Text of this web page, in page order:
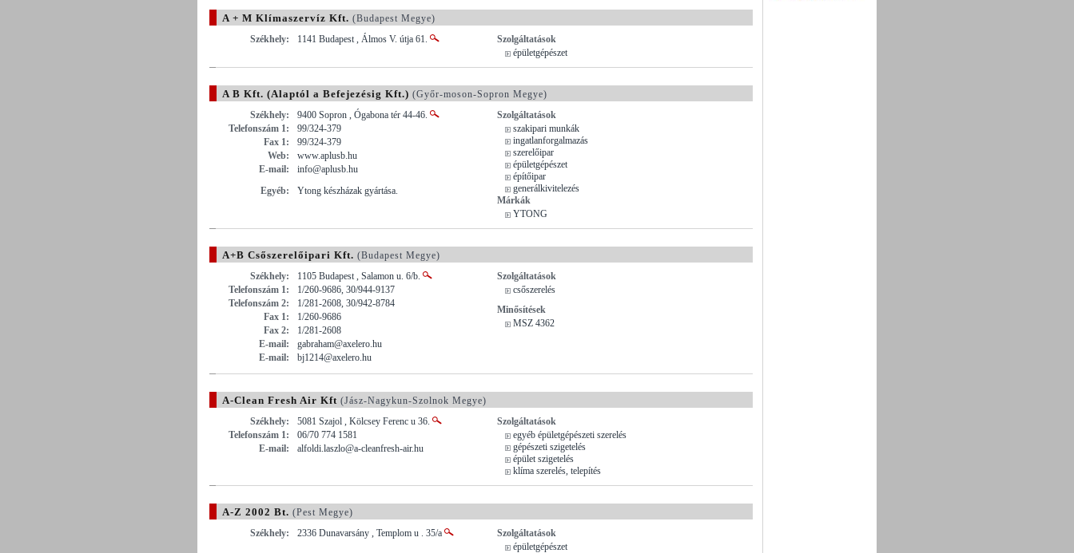
A + M Klímaszervíz Kft. (Budapest Megye)
Székhely:
1141 Budapest , Álmos V. útja 61.
Szolgáltatások
épületgépészet
A B Kft. (Alaptól a Befejezésig Kft.) (Győr-moson-Sopron Megye)
Székhely:
9400 Sopron , Ógabona tér 44-46.
Telefonszám 1:
99/324-379
Fax 1:
99/324-379
Web:
www.aplusb.hu
E-mail:
info@aplusb.hu
Egyéb:
Ytong készházak gyártása.
Szolgáltatások
szakipari munkák
ingatlanforgalmazás
szerelőipar
épületgépészet
építőipar
generálkivitelezés
Márkák
YTONG
A+B Csőszerelőipari Kft. (Budapest Megye)
Székhely:
1105 Budapest , Salamon u. 6/b.
Telefonszám 1:
1/260-9686, 30/944-9137
Telefonszám 2:
1/281-2608, 30/942-8784
Fax 1:
1/260-9686
Fax 2:
1/281-2608
E-mail:
gabraham@axelero.hu
E-mail:
bj1214@axelero.hu
Szolgáltatások
csőszerelés
Minősítések
MSZ 4362
A-Clean Fresh Air Kft (Jász-Nagykun-Szolnok Megye)
Székhely:
5081 Szajol , Kölcsey Ferenc u 36.
Telefonszám 1:
06/70 774 1581
E-mail:
alfoldi.laszlo@a-cleanfresh-air.hu
Szolgáltatások
egyéb épületgépészeti szerelés
gépészeti szigetelés
épület szigetelés
klíma szerelés, telepítés
A-Z 2002 Bt. (Pest Megye)
Székhely:
2336 Dunavarsány , Templom u . 35/a
Szolgáltatások
épületgépészet